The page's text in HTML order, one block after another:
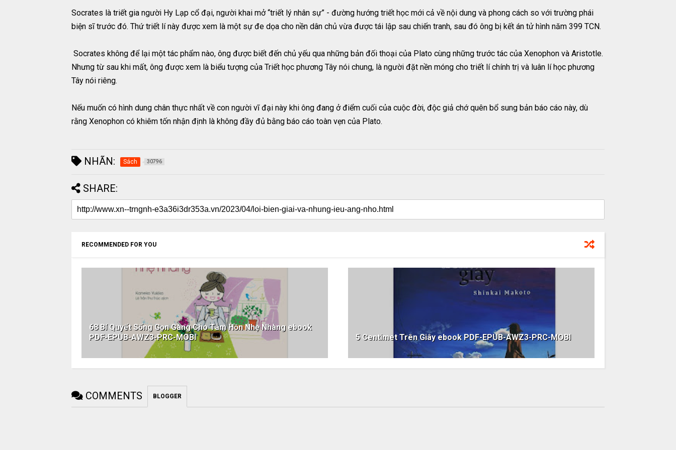
Socrates là triết gia người Hy Lạp cổ đại, người khai mở “triết lý nhân sự” - đường hướng triết học mới cả về nội dung và phong cách so với trường phái
biện sĩ trước đó. Thứ triết lí này được xem là một sự đe dọa cho nền dân chủ vừa được tái lập sau chiến tranh, sau đó ông bị kết án tử hình năm 399 TCN.
Socrates không để lại một tác phẩm nào, ông được biết đến chủ yếu qua những bản đối thoại của Plato cùng những trước tác của Xenophon và Aristotle.
Nhưng từ sau khi mất, ông được xem là biểu tượng của Triết học phương Tây nói chung, là người đặt nền móng cho triết lí chính trị và luân lí học phương
Tây nói riêng.
Nếu muốn có hình dung chân thực nhất về con người vĩ đại này khi ông đang ở điểm cuối của cuộc đời, độc giả chớ quên bổ sung bản báo cáo này, dù
rằng Xenophon có khiêm tốn nhận định là không đầy đủ bằng báo cáo toàn vẹn của Plato.
NHÃN: Sách 30796
SHARE:
RECOMMENDED FOR YOU
68 Bí Quyết Sống Gọn Gàng Cho Tâm Hồn Nhẹ Nhàng ebook
PDF-EPUB-AWZ3-PRC-MOBI
5 Centimet Trên Giây ebook PDF-EPUB-AWZ3-PRC-MOBI
COMMENTS BLOGGER